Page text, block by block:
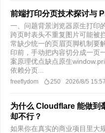
前端打印分页技术探讨与
一、问题背景浏览器原生打印
跨页时表头不重复图片可能被
常缺少统一的页眉页脚机制要
印前，手动把内容切分成一页
案原理优点缺点原生
依赖分页...
freeflydom 250 2026/8/5
为什么 Cloudflare 能做到
却不行？
如果你在真实的商业项目里大